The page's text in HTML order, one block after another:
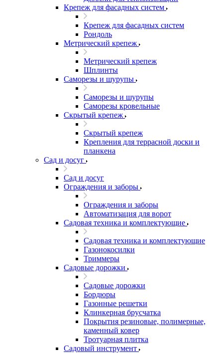
Крепеж для фасадных систем
Крепеж для фасадных систем
Рондоль
Метрический крепеж
Метрический крепеж
Шплинты
Саморезы и шурупы
Саморезы и шурупы
Саморезы кровельные
Скрытый крепеж
Скрытый крепеж
Крепления для террасной доски и
планкена
Сад и досуг
Сад и досуг
Ограждения и заборы
Ограждения и заборы
Автоматизация для ворот
Садовая техника и комплектующие
Садовая техника и комплектующие
Газонокосилки
Триммеры
Садовые дорожки
Садовые дорожки
Бордюры
Газонные решетки
Клинкерная брусчатка
Покрытия резиновые, полимерные,
каменный ковер
Тротуарная плитка
Садовый инструмент